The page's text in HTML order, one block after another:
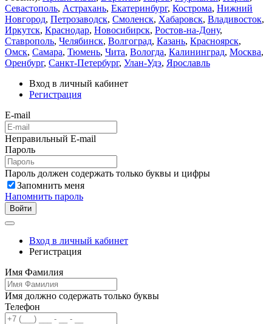
Севастополь, Астрахань, Екатеринбург, Кострома, Нижний
Новгород, Петрозаводск, Смоленск, Хабаровск, Владивосток,
Иркутск, Краснодар, Новосибирск, Ростов-на-Дону,
Ставрополь, Челябинск, Волгоград, Казань, Красноярск,
Омск, Самара, Тюмень, Чита, Вологда, Калининград, Москва,
Оренбург, Санкт-Петербург, Улан-Удэ, Ярославль
Вход в личный кабинет
Регистрация
E-mail
Неправильный E-mail
Пароль
Пароль должен содержать только буквы и цифры
Запомнить меня
Напомнить пароль
Войти
Вход в личный кабинет
Регистрация
Имя Фамилия
Имя должно содержать только буквы
Телефон